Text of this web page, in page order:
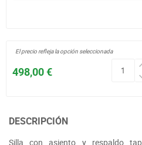
498,00 €
El precio refleja la opción seleccionada
DESCRIPCIÓN
Silla con asiento y respaldo